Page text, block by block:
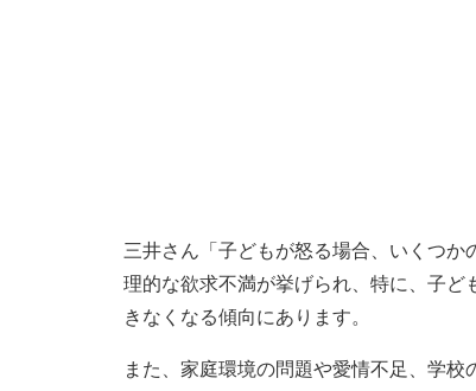
三井さん「子どもが怒る場合、いくつ
理的な欲求不満が挙げられ、特に、子
きなくなる傾向にあります。
また、家庭環境の問題や愛情不足、学